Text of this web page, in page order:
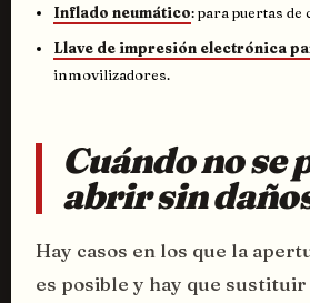
Inflado neumático: para puertas de
Llave de impresión electrónica
inmovilizadores.
Cuándo no se
abrir sin
Hay casos en los que la
es posible y hay que